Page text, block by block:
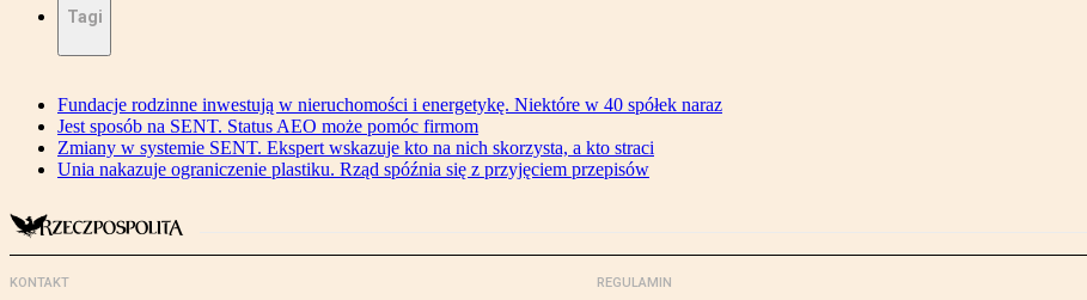
Tagi
Fundacje rodzinne inwestują w nieruchomości i energetykę. Niektóre w 40 spółek naraz
Jest sposób na SENT. Status AEO może pomóc firmom
Zmiany w systemie SENT. Ekspert wskazuje kto na nich skorzysta, a kto straci
Unia nakazuje ograniczenie plastiku. Rząd spóźnia się z przyjęciem przepisów
KONTAKT REGULAMIN